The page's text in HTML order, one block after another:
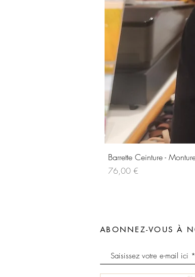
Barrette Ceinture -
Prix
76,00 €
ABONNEZ-VOUS À